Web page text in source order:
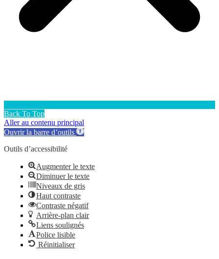
Back To Top
Aller au contenu principal
Ouvrir la barre d’outils
Outils d’accessibilité
Augmenter le texte
Diminuer le texte
Niveaux de gris
Haut contraste
Contraste négatif
Arrière-plan clair
Liens soulignés
Police lisible
Réinitialiser